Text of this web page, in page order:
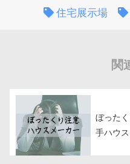
住宅展示場
関
ぼった
手ハウ